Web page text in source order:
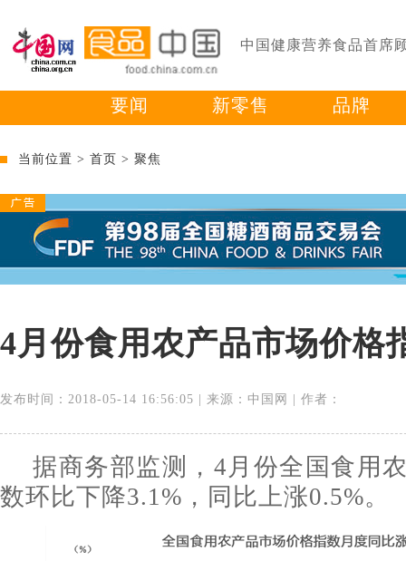
中国健康营养食品首席
要闻 新零售 品牌
当前位置 > 首页 > 聚焦
4月份食用农产品市场价格
发布时间：2018-05-14 16:56:05 | 来源：中国网 | 作者：
据商务部监测，4月份全国食用
数环比下降3.1%，同比上涨0.5%。